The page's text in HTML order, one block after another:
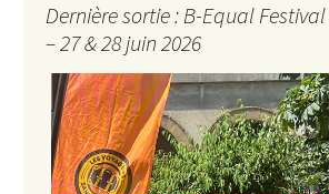
Dernière sortie : B-Equal Festival
– 27 & 28 juin 2026